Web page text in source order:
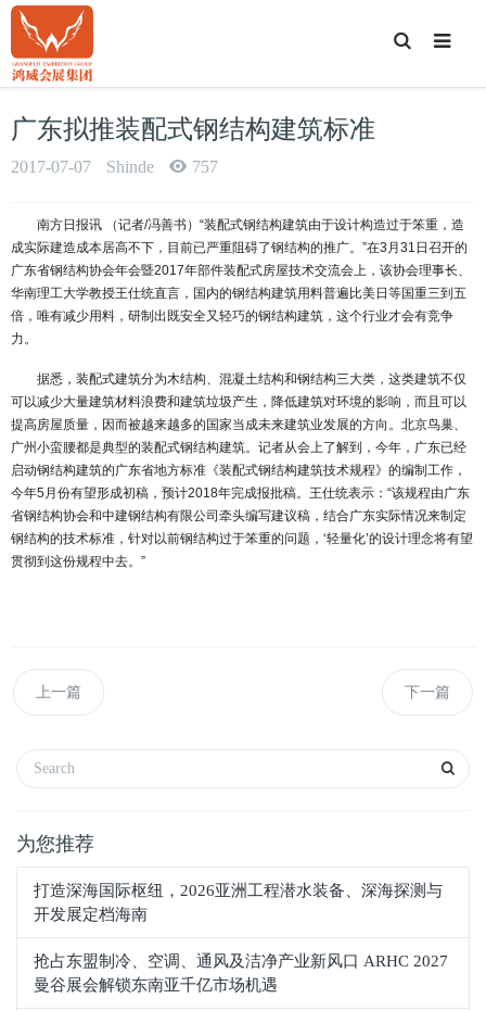
T
o
g
广东拟推装配式钢结构建筑标准
2017-07-07 Shinde 757
南方日报讯 （记者/冯善书）“装配式钢结构建筑由于设计构造过于笨重，造
成实际建造成本居高不下，目前已严重阻碍了钢结构的推广。”在3月31日召开的
广东省钢结构协会年会暨2017年部件装配式房屋技术交流会上，该协会理事长、
华南理工大学教授王仕统直言，国内的钢结构建筑用料普遍比美日等国重三到五
倍，唯有减少用料，研制出既安全又轻巧的钢结构建筑，这个行业才会有竞争
力。
据悉，装配式建筑分为木结构、混凝土结构和钢结构三大类，这类建筑不仅
可以减少大量建筑材料浪费和建筑垃圾产生，降低建筑对环境的影响，而且可以
提高房屋质量，因而被越来越多的国家当成未来建筑业发展的方向。北京鸟巢、
广州小蛮腰都是典型的装配式钢结构建筑。记者从会上了解到，今年，广东已经
启动钢结构建筑的广东省地方标准《装配式钢结构建筑技术规程》的编制工作，
今年5月份有望形成初稿，预计2018年完成报批稿。王仕统表示：“该规程由广东
省钢结构协会和中建钢结构有限公司牵头编写建议稿，结合广东实际情况来制定
钢结构的技术标准，针对以前钢结构过于笨重的问题，‘轻量化’的设计理念将有望
贯彻到这份规程中去。”
上一篇 下一篇
为您推荐
打造深海国际枢纽，2026亚洲工程潜水装备、深海探测与
开发展定档海南
抢占东盟制冷、空调、通风及洁净产业新风口 ARHC 2027
曼谷展会解锁东南亚千亿市场机遇